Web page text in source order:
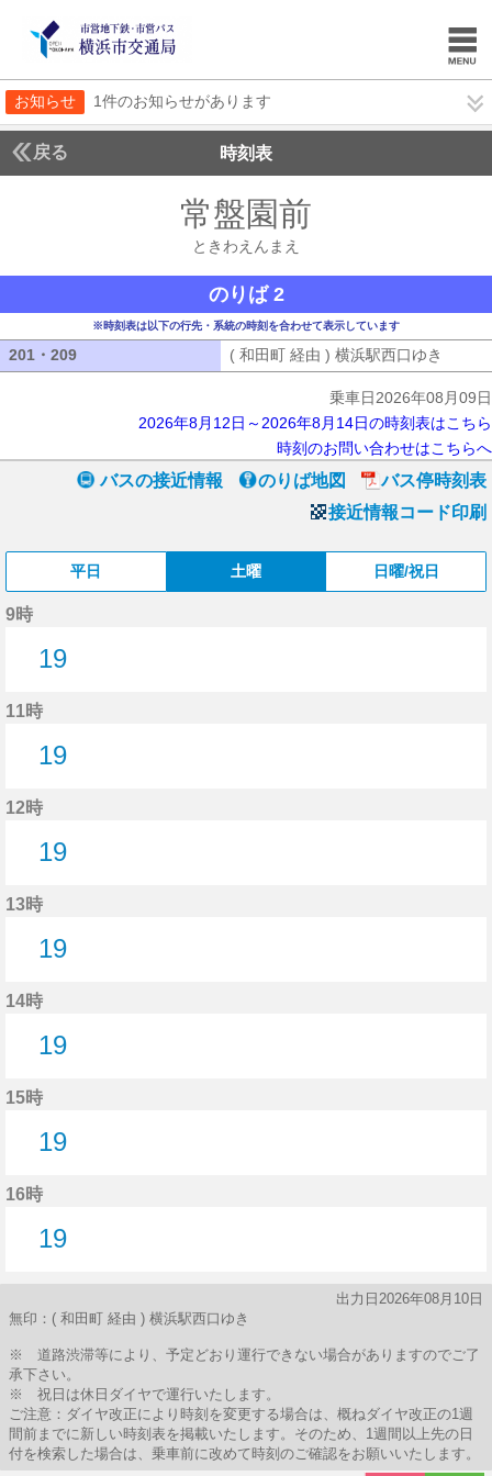
お知らせ 1件のお知らせがあります
戻る 時刻表
常盤園前
ときわえんまえ
のりば 2
※時刻表は以下の行先・系統の時刻を合わせて表示しています
201・209 ( 和田町 経由 ) 横浜駅西口ゆき
乗車日2026年08月09日
2026年8月12日～2026年8月14日の時刻表はこちら
時刻のお問い合わせはこちらへ
バスの接近情報 のりば地図
バス停時刻表
接近情報コード印刷
平日 土曜 日曜/祝日
9時
19
11時
19
12時
19
13時
19
14時
19
15時
19
16時
19
出力日2026年08月10日
無印：( 和田町 経由 ) 横浜駅西口ゆき
※ 道路渋滞等により、予定どおり運行できない場合がありますのでご了
承下さい。
※ 祝日は休日ダイヤで運行いたします。
ご注意：ダイヤ改正により時刻を変更する場合は、概ねダイヤ改正の1週
間前までに新しい時刻表を掲載いたします。そのため、1週間以上先の日
付を検索した場合は、乗車前に改めて時刻のご確認をお願いいたします。